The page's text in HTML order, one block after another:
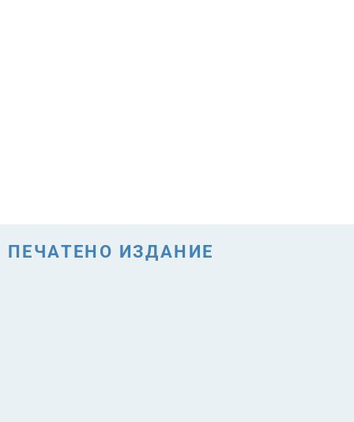
ПЕЧАТЕНО ИЗДАНИЕ